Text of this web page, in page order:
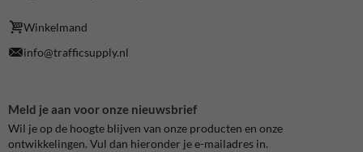
Winkelmand
info@trafficsupply.nl
Meld je aan voor onze nieuwsbrief
Wil je op de hoogte blijven van onze producten en onze
ontwikkelingen. Vul dan hieronder je e-mailadres in.